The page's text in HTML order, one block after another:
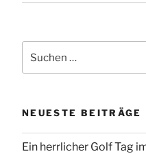
nach:
NEUESTE BEITRÄGE
Ein herrlicher Golf Tag